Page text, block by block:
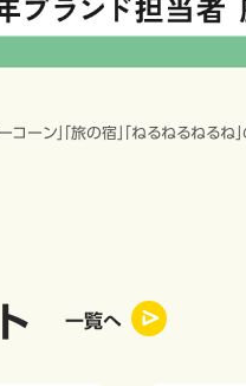
ーン」「旅の宿」「ねるねるねるね
一覧へ